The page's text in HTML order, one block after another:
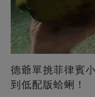
德爺單挑菲律賓
到低配版蛤蜊！